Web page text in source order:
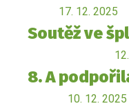
17. 12. 2025
Soutěž ve
8. A
10. 12. 2025